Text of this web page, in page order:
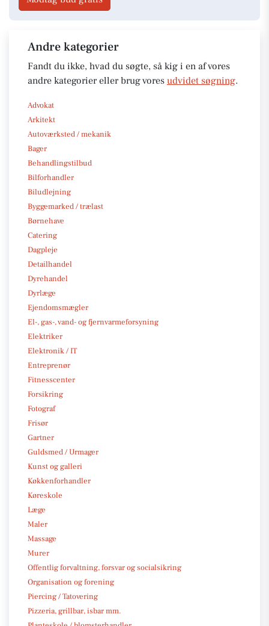
Andre kategorier
Fandt du ikke, hvad du søgte, så kig i en af vores
andre kategorier eller brug vores udvidet søgning.
Advokat
Arkitekt
Autoværksted / mekanik
Bager
Behandlingstilbud
Bilforhandler
Biludlejning
Byggemarked / trælast
Børnehave
Catering
Dagpleje
Detailhandel
Dyrehandel
Dyrlæge
Ejendomsmægler
El-, gas-, vand- og fjernvarmeforsyning
Elektriker
Elektronik / IT
Entreprenør
Fitnesscenter
Forsikring
Fotograf
Frisør
Gartner
Guldsmed / Urmager
Kunst og galleri
Køkkenforhandler
Køreskole
Læge
Maler
Massage
Murer
Offentlig forvaltning, forsvar og socialsikring
Organisation og forening
Piercing / Tatovering
Pizzeria, grillbar, isbar mm.